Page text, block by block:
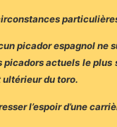
picador espagnol ne
actuels le
du toro.
l’espoir d’une